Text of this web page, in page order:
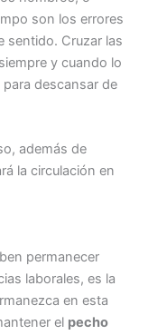
son los errores
sentido. Cruzar las
y cuando lo
descansar de
además de
la circulación en
permanecer
laborales, es la
en esta
el pecho